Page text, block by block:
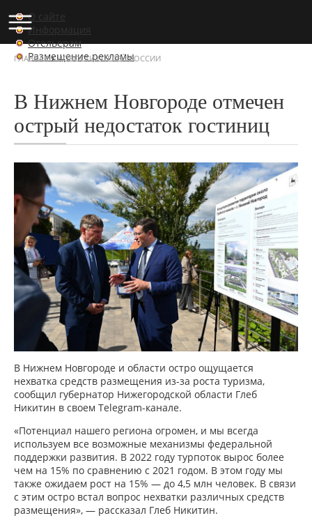
О сайте
Информация
Отельерам
Размещение рекламы
ГЛАВНАЯ › НОВОСТИ ОТЕЛЕЙ РОССИИ
В Нижнем Новгороде отмечен
острый недостаток гостиниц
В Нижнем Новгороде и области остро ощущается
нехватка средств размещения из-за роста туризма,
сообщил губернатор Нижегородской области Глеб
Никитин в своем Telegram-канале.
«Потенциал нашего региона огромен, и мы всегда
используем все возможные механизмы федеральной
поддержки развития. В 2022 году турпоток вырос более
чем на 15% по сравнению с 2021 годом. В этом году мы
также ожидаем рост на 15% — до 4,5 млн человек. В связи
с этим остро встал вопрос нехватки различных средств
размещения», — рассказал Глеб Никитин.